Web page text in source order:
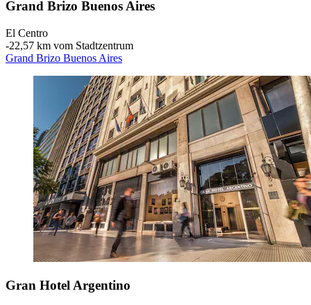
Grand Brizo Buenos Aires
El Centro
‐22,57 km vom Stadtzentrum
Grand Brizo Buenos Aires
Gran Hotel Argentino